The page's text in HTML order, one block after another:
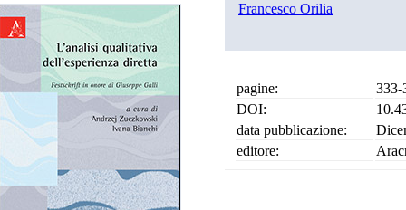
Francesco Orilia
pagine:
333-
DOI:
data pubblicazione:
editore: